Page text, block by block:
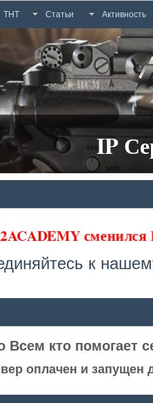
ТНТ Статьи Активность
IP
сменился
к
Всем кто помогает
оплачен и запущен